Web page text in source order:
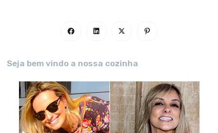
Seja bem vindo a nossa cozinha